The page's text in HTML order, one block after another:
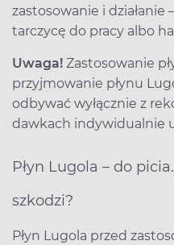
zastosowanie i
tarczycę do pracy albo
Uwaga! Zastosowanie
przyjmowanie płynu
odbywać wyłącznie z
dawkach indywidualnie
Płyn Lugola – do
szkodzi?
Płyn Lugola przed